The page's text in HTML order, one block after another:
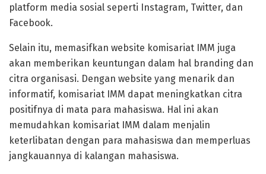
platform media sosial seperti Instagram, Twitter, dan
Facebook.
Selain itu, memasifkan website komisariat IMM juga
akan memberikan keuntungan dalam hal branding dan
citra organisasi. Dengan website yang menarik dan
informatif, komisariat IMM dapat meningkatkan citra
positifnya di mata para mahasiswa. Hal ini akan
memudahkan komisariat IMM dalam menjalin
keterlibatan dengan para mahasiswa dan memperluas
jangkauannya di kalangan mahasiswa.